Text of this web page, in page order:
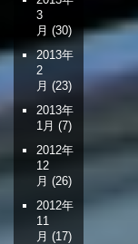
3
月 (30)
2013年
2
月 (23)
2013年
1月 (7)
2012年
12
月 (26)
2012年
11
月 (17)